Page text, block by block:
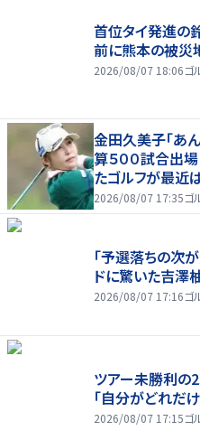
首位タイ発進の
前に熊本の被災
2026/08/07 18:06ゴ
金田久美子「あ
算５００試合出
たゴルフが最近
たいな」
2026/08/07 17:35ゴ
「予選落ちの次
ドに驚いた吉澤
2026/08/07 17:16ゴ
ツアー未勝利の
「自分がどれだ
2026/08/07 17:15ゴ